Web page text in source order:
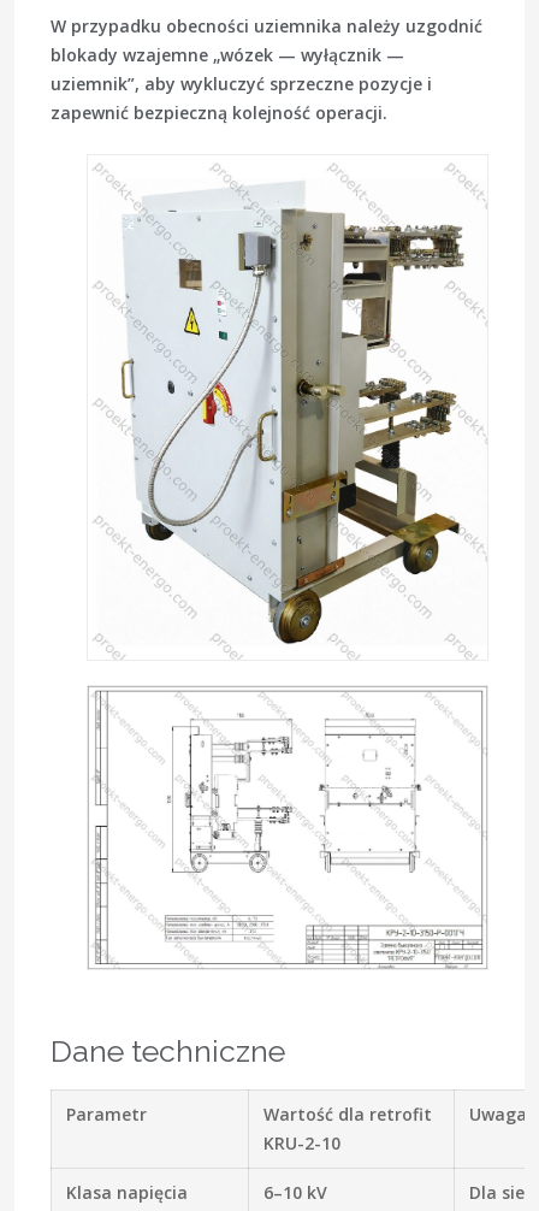
W przypadku obecności uziemnika należy uzgodnić
blokady wzajemne „wózek — wyłącznik —
uziemnik”, aby wykluczyć sprzeczne pozycje i
zapewnić bezpieczną kolejność operacji.
Dane techniczne
Parametr
Wartość dla retrofit
KRU-2-10
Uwaga
Klasa napięcia 6–10 kV
Dla